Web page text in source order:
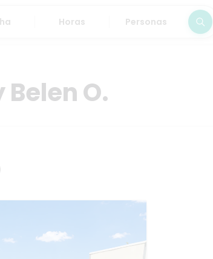
Horas Personas Buscar
Belen O.